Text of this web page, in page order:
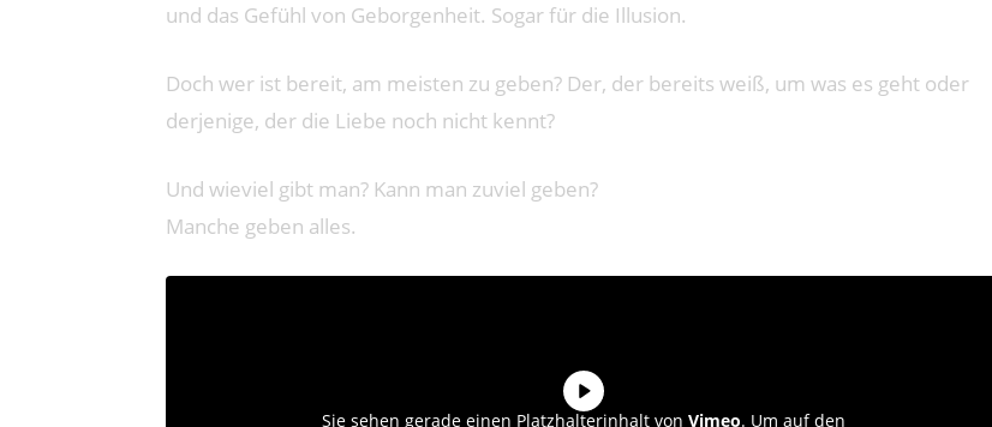
und das Gefühl von Geborgenheit. Sogar für die Illusion.
Doch wer ist bereit, am meisten zu geben? Der, der bereits weiß, um was es geht oder
derjenige, der die Liebe noch nicht kennt?
Und wieviel gibt man? Kann man zuviel geben?
Manche geben alles.
Sie sehen gerade einen Platzhalterinhalt von Vimeo. Um auf den